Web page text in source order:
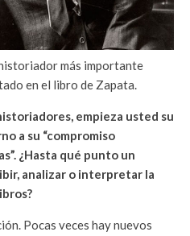
más importante
en el libro de Zapata.
empieza usted su
a su “compromiso
¿Hasta qué punto un
analizar o interpretar la
Pocas veces hay nuevos